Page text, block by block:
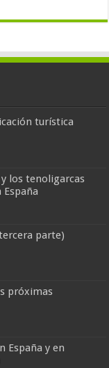
turística
los tenoligarcas
parte)
próximas
España y en